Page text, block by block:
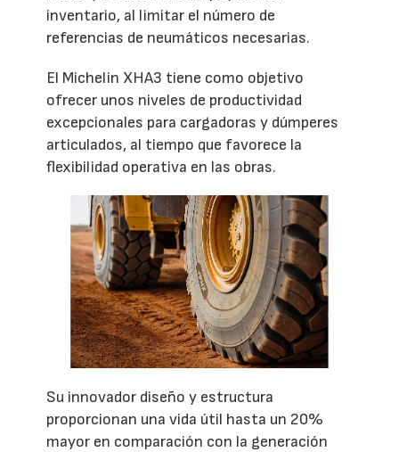
inventario, al limitar el número de
referencias de neumáticos necesarias.
El Michelin XHA3 tiene como objetivo
ofrecer unos niveles de productividad
excepcionales para cargadoras y dúmperes
articulados, al tiempo que favorece la
flexibilidad operativa en las obras.
Su innovador diseño y estructura
proporcionan una vida útil hasta un 20%
mayor en comparación con la generación